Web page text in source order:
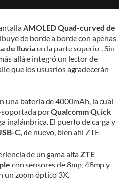
AMOLED Quad-curved de
de borde a borde con apenas
de lluviaen la parte superior. Sin
allá e integró un lector de
que los usuarios agradecerán
una batería de 4000mAh, la cual
soportada porQualcomm Quick
inalámbrica. El puerto de carga y
C, de nuevo, bien ahí ZTE.
de un gama altaZTE
con sensores de 8mp, 48mp y
un zoom óptico 3X.